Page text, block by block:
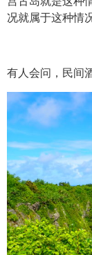
况就属于这种情况
有人会问，民间